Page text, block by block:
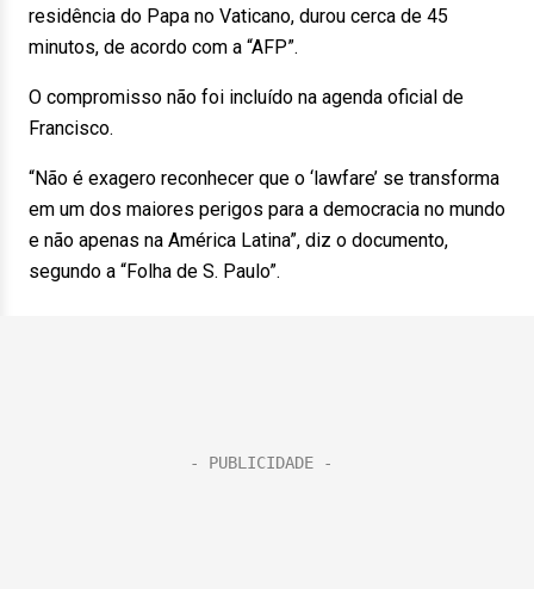
residência do Papa no Vaticano, durou cerca de 45
minutos, de acordo com a “AFP”.
O compromisso não foi incluído na agenda oficial de
Francisco.
“Não é exagero reconhecer que o ‘lawfare’ se transforma
em um dos maiores perigos para a democracia no mundo
e não apenas na América Latina”, diz o documento,
segundo a “Folha de S. Paulo”.